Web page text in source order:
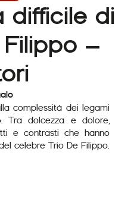
difficile di
–
complessità dei legami
Tra dolcezza e dolore,
e contrasti che hanno
celebre Trio De Filippo.